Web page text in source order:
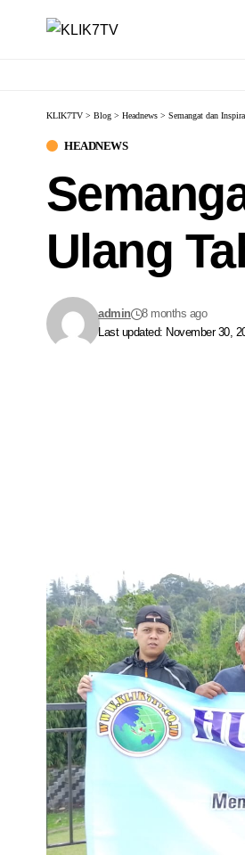
KLIK7TV > Blog > Headnews > Semangat dan
HEADNEWS
Ulang
Last updated: November 30,
admin 8 months ago